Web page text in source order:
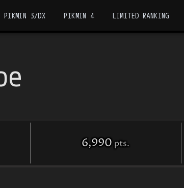
PIKMIN 3/DX PIKMIN 4 LIMITED RANKING
6,990 pts.